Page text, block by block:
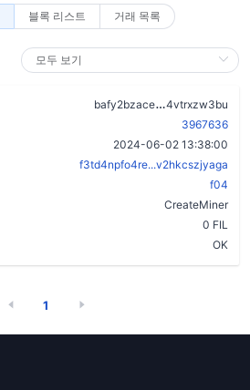
블록 리스트 거래 목록
bafy2bzace
4vtrxzw3bu
3967636
2024-06-02 13:38:00
f3td4npfo4re...v2hkcszjyaga
f04
CreateMiner
0 FIL
OK
1